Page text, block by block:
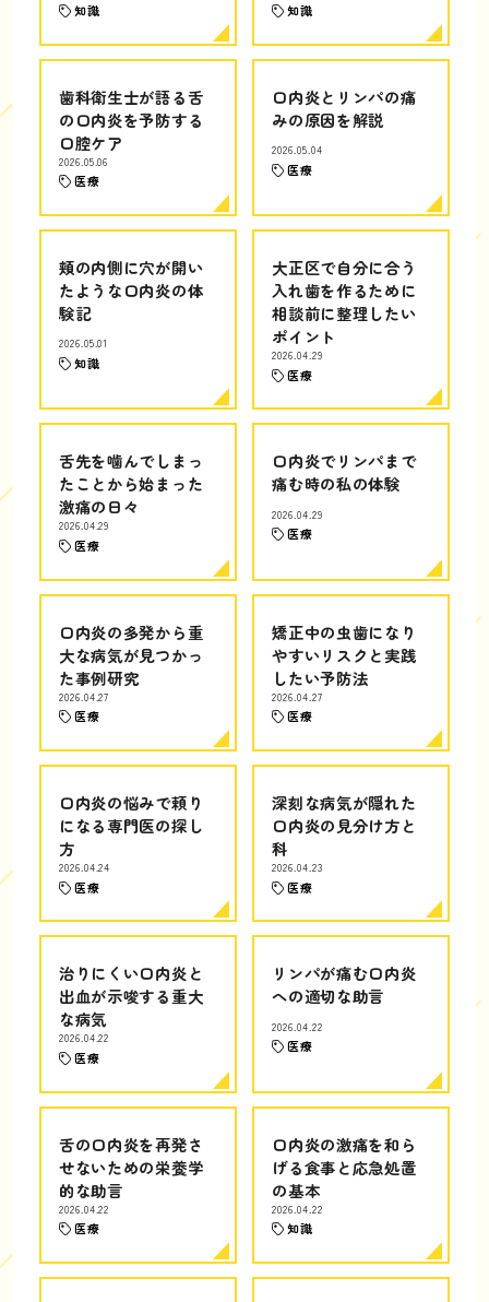
知識 知識
歯科衛生士が語る舌
の口内炎を予防する
口腔ケア
2026.05.06
医療
口内炎とリンパの痛
みの原因を解説
2026.05.04
医療
頬の内側に穴が開い
たような口内炎の体
験記
2026.05.01
知識
大正区で自分に合う
入れ歯を作るために
相談前に整理したい
ポイント
2026.04.29
医療
舌先を噛んでしまっ
たことから始まった
激痛の日々
2026.04.29
医療
口内炎でリンパまで
痛む時の私の体験
2026.04.29
医療
口内炎の多発から重
大な病気が見つかっ
た事例研究
2026.04.27
医療
矯正中の虫歯になり
やすいリスクと実践
したい予防法
2026.04.27
医療
口内炎の悩みで頼り
になる専門医の探し
方
2026.04.24
医療
深刻な病気が隠れた
口内炎の見分け方と
科
2026.04.23
医療
治りにくい口内炎と
出血が示唆する重大
な病気
2026.04.22
医療
リンパが痛む口内炎
への適切な助言
2026.04.22
医療
舌の口内炎を再発さ
せないための栄養学
的な助言
2026.04.22
医療
口内炎の激痛を和ら
げる食事と応急処置
の基本
2026.04.22
知識